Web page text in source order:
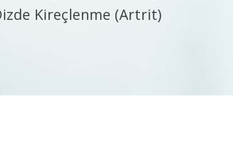
Kireçlenme (Artrit)